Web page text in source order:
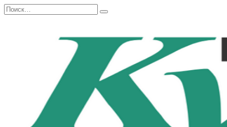
Перейти
к
Search
for: